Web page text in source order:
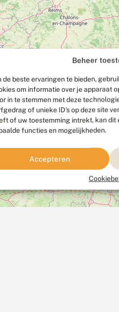
Beheer
de beste ervaringen te bieden,
om informatie over je apparaat
in te stemmen met deze
of unieke ID's op deze site
of uw toestemming intrekt, kan dit
functies en mogelijkheden.
Accepteren